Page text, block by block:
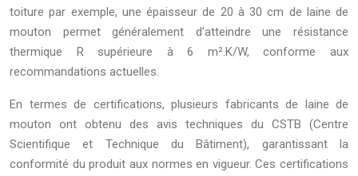
toiture par exemple, une épaisseur de 20 à 30 cm de laine de
mouton permet généralement d’atteindre une résistance
thermique R supérieure à 6 m².K/W, conforme aux
recommandations actuelles.
En termes de certifications, plusieurs fabricants de laine de
mouton ont obtenu des avis techniques du CSTB (Centre
Scientifique et Technique du Bâtiment), garantissant la
conformité du produit aux normes en vigueur. Ces certifications